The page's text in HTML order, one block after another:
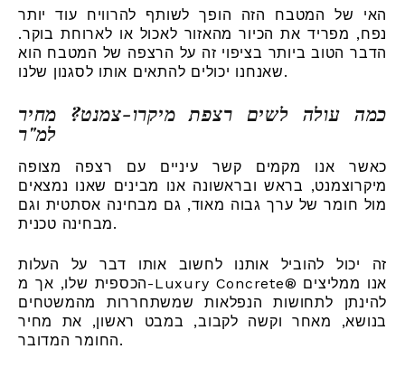
האי של המטבח הזה הופך לשותף להרוויח עוד יותר
נפח, מפריד את הכיור מהאזור לאכול או לארוחת בוקר.
הדבר הטוב ביותר בציפוי זה על הרצפה של המטבח הוא
שאנחנו יכולים להתאים אותו לסגנון שלנו.
כמה עולה לשים רצפת מיקרו-צמנט? מחיר
למ"ר
כאשר אנו מקמים קשר עיניים עם רצפה מצופה
מיקרוצמנט, בראש ובראשונה אנו מבינים שאנו נמצאים
מול חומר של ערך גבוה מאוד, גם מבחינה אסתטית וגם
מבחינה טכנית.
זה יכול להוביל אותנו לחשוב אותו דבר על העלות
הכספית שלו, אך מ-Luxury Concrete® אנו ממליצים
להינתן לתחושות הנפלאות שמשתחררות מהמשטחים
בנושא, מאחר וקשה לקבוב, במבט ראשון, את מחיר
החומר המדובר.